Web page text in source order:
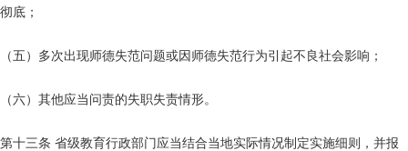
彻底；
（五）多次出现师德失范问题或因师德失范行为引起不良社会影响；
（六）其他应当问责的失职失责情形。
第十三条 省级教育行政部门应当结合当地实际情况制定实施细则，并报